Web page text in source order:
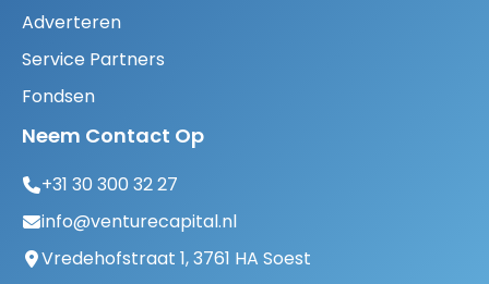
Adverteren
Service Partners
Fondsen
Neem Contact Op
+31 30 300 32 27
info@venturecapital.nl
Vredehofstraat 1, 3761 HA Soest